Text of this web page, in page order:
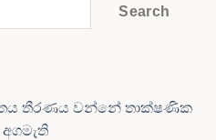
Search
තීරණය වන්නේ තාක්ෂණික